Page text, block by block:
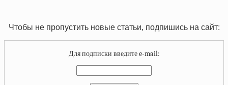
Чтобы не пропустить новые статьи, подпишись на сайт:
Для подписки введите e-mail: